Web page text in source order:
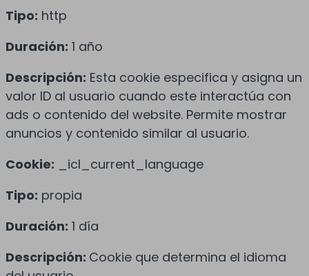
Tipo: http
Duración: 1 año
Descripción: Esta cookie especifica y asigna un
valor ID al usuario cuando este interactúa con
ads o contenido del website. Permite mostrar
anuncios y contenido similar al usuario.
Cookie: _icl_current_language
Tipo: propia
Duración: 1 día
Descripción: Cookie que determina el idioma